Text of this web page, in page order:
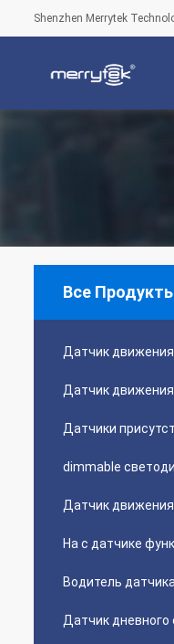
Shenzhen Merrytek
Все
Датчик
Датчик
Датчики
dimmable
Датчик
На с датчике
Водитель датчика
Датчик дневного